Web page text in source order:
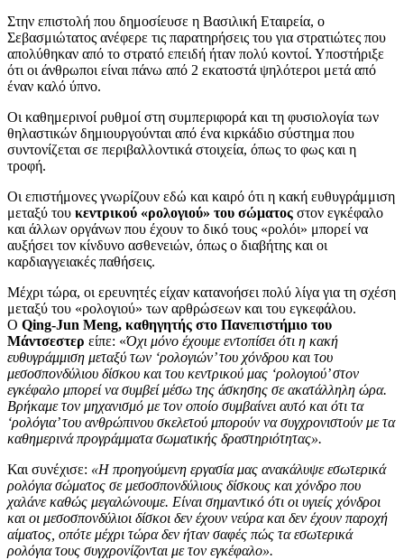
Στην επιστολή που δημοσίευσε η Βασιλική Εταιρεία, ο
Σεβασμιώτατος ανέφερε τις παρατηρήσεις του για στρατιώτες που
απολύθηκαν από το στρατό επειδή ήταν πολύ κοντοί. Υποστήριξε
ότι οι άνθρωποι είναι πάνω από 2 εκατοστά ψηλότεροι μετά από
έναν καλό ύπνο.
Οι καθημερινοί ρυθμοί στη συμπεριφορά και τη φυσιολογία των
θηλαστικών δημιουργούνται από ένα κιρκάδιο σύστημα που
συντονίζεται σε περιβαλλοντικά στοιχεία, όπως το φως και η
τροφή.
Οι επιστήμονες γνωρίζουν εδώ και καιρό ότι η κακή ευθυγράμμιση
μεταξύ του κεντρικού «ρολογιού» του σώματος στον εγκέφαλο
και άλλων οργάνων που έχουν το δικό τους «ρολόι» μπορεί να
αυξήσει τον κίνδυνο ασθενειών, όπως ο διαβήτης και οι
καρδιαγγειακές παθήσεις.
Μέχρι τώρα, οι ερευνητές είχαν κατανοήσει πολύ λίγα για τη σχέση
μεταξύ του «ρολογιού» των αρθρώσεων και του εγκεφάλου.
Ο Qing-Jun Meng, καθηγητής στο Πανεπιστήμιο του
Μάντσεστερ είπε: «Όχι μόνο έχουμε εντοπίσει ότι η κακή
ευθυγράμμιση μεταξύ των ‘ρολογιών’ του χόνδρου και του
μεσοσπονδύλιου δίσκου και του κεντρικού μας ‘ρολογιού’ στον
εγκέφαλο μπορεί να συμβεί μέσω της άσκησης σε ακατάλληλη ώρα.
Βρήκαμε τον μηχανισμό με τον οποίο συμβαίνει αυτό και ότι τα
‘ρολόγια’ του ανθρώπινου σκελετού μπορούν να συγχρονιστούν με τα
καθημερινά προγράμματα σωματικής δραστηριότητας».
Και συνέχισε: «Η προηγούμενη εργασία μας ανακάλυψε εσωτερικά
ρολόγια σώματος σε μεσοσπονδύλιους δίσκους και χόνδρο που
χαλάνε καθώς μεγαλώνουμε. Είναι σημαντικό ότι οι υγιείς χόνδροι
και οι μεσοσπονδύλιοι δίσκοι δεν έχουν νεύρα και δεν έχουν παροχή
αίματος, οπότε μέχρι τώρα δεν ήταν σαφές πώς τα εσωτερικά
ρολόγια τους συγχρονίζονται με τον εγκέφαλο».